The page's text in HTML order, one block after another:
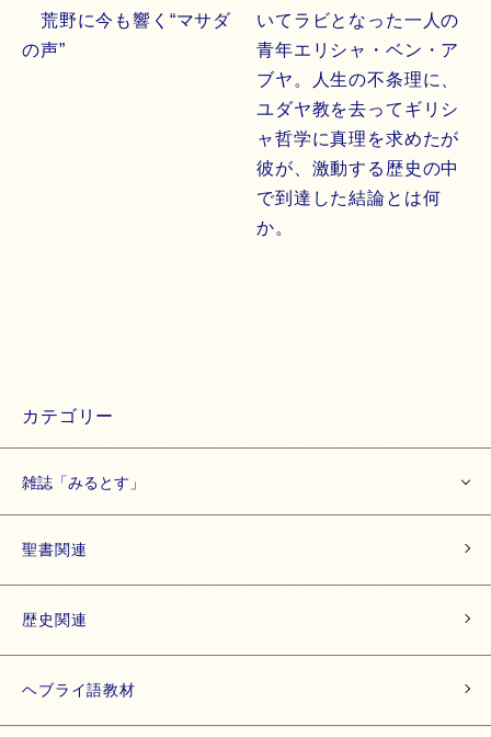
荒野に今も響く“マサダ
の声”
いてラビとなった一人の
青年エリシャ・ベン・ア
ブヤ。人生の不条理に、
ユダヤ教を去ってギリシ
ャ哲学に真理を求めたが
彼が、激動する歴史の中
で到達した結論とは何
か。
カテゴリー
雑誌「みるとす」
聖書関連
歴史関連
ヘブライ語教材